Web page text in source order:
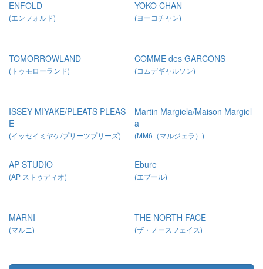
ENFOLD
(エンフォルド)
YOKO CHAN
(ヨーコチャン)
TOMORROWLAND
(トゥモローランド)
COMME des GARCONS
(コムデギャルソン)
ISSEY MIYAKE/PLEATS PLEAS
E
(イッセイミヤケ/プリーツプリーズ)
Martin Margiela/Maison Margiel
a
(MM6（マルジェラ）)
AP STUDIO
(AP ストゥディオ)
Ebure
(エブール)
MARNI
(マルニ)
THE NORTH FACE
(ザ・ノースフェイス)